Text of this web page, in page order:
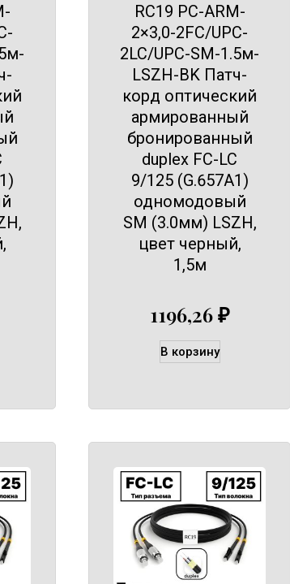
RC19 PC-ARM-
2×3,0-2FC/UPC-
2LC/UPC-SM-1.5м-
LSZH-BK Патч-
корд оптический
армированный
бронированный
duplex FC-LC
9/125 (G.657A1)
одномодовый
SM (3.0мм) LSZH,
цвет черный,
1,5м
1196,26₽
В корзину